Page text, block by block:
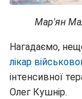
Мар'ян
Нагадаємо,
лікар
інтенсивної
Олег Кушнір.